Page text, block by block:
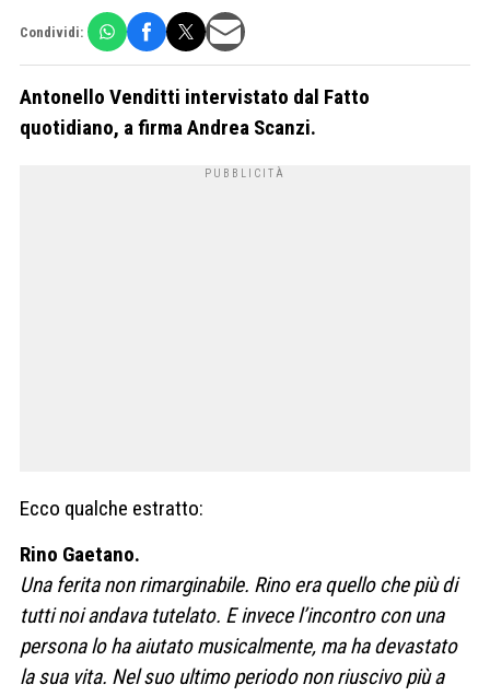
Condividi:
Antonello Venditti intervistato dal Fatto
quotidiano, a firma Andrea Scanzi.
Ecco qualche estratto:
Rino Gaetano.
Una ferita non rimarginabile. Rino era quello che più di
tutti noi andava tutelato. E invece l’incontro con una
persona lo ha aiutato musicalmente, ma ha devastato
la sua vita. Nel suo ultimo periodo non riuscivo più a